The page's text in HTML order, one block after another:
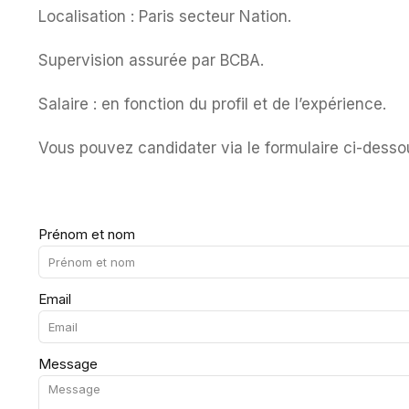
Localisation : Paris secteur Nation.
Supervision assurée par BCBA.
Salaire : en fonction du profil et de l’expérience.
Vous pouvez candidater via le formulaire ci-
Prénom et nom
Email
Message